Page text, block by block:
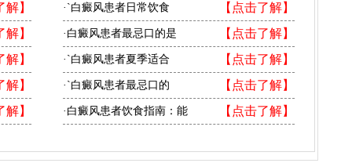
解】
解】
解】
解】
解】
【点击了解】
·`白癜风患者日常饮食
【点击了解】
·白癜风患者最忌口的是
【点击了解】
·`白癜风患者夏季适合
【点击了解】
·`白癜风患者最忌口的
【点击了解】
·白癜风患者饮食指南：能